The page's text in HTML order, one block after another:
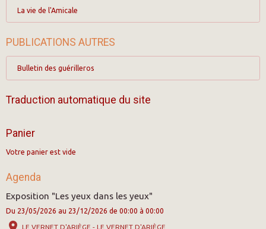
La vie de l'Amicale
PUBLICATIONS AUTRES
Bulletin des guérilleros
Traduction automatique du site
Panier
Votre panier est vide
Agenda
Exposition "Les yeux dans les yeux"
Du 23/05/2026 au 23/12/2026 de 00:00 à 00:00
LE VERNET D'ARIÈGE - LE VERNET D'ARIÈGE